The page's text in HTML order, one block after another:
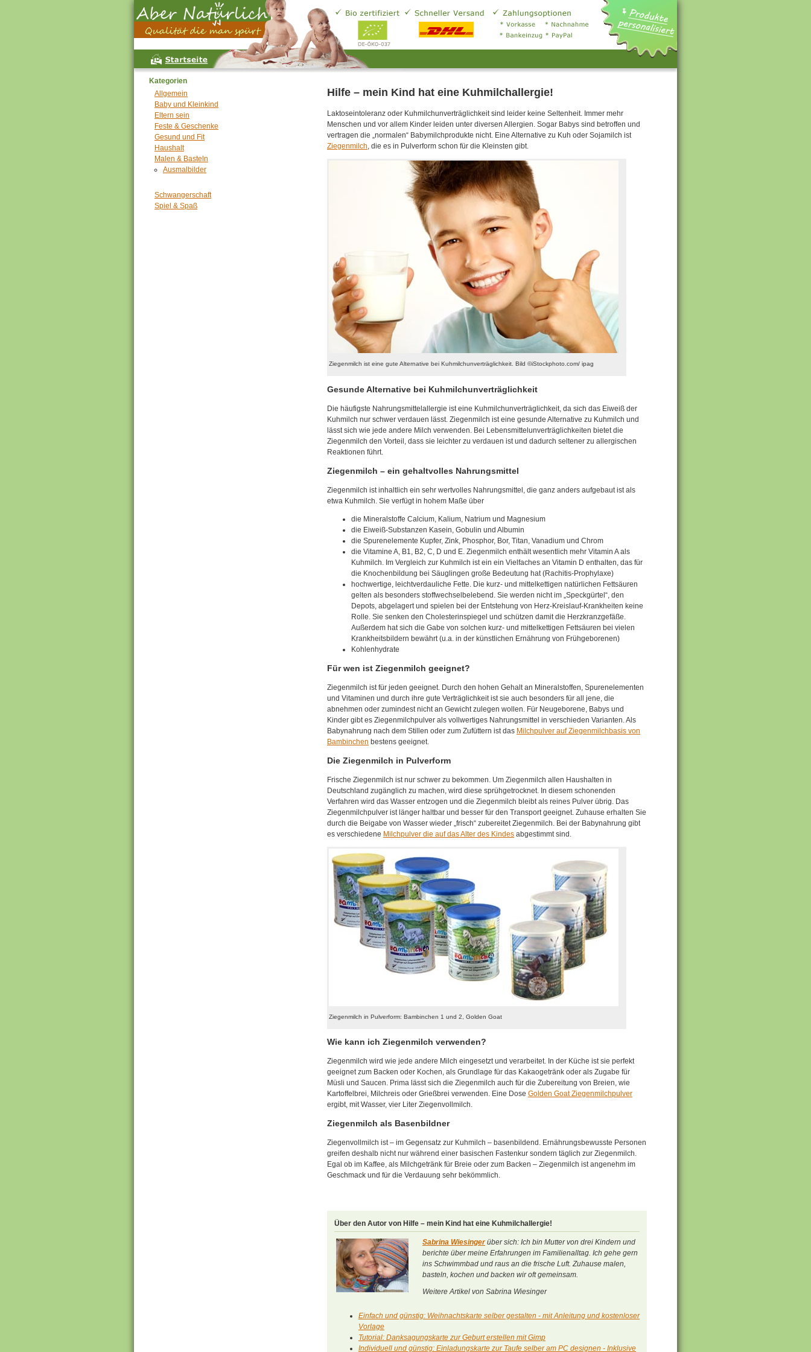
Hilfe – mein Kind hat eine Kuhmilchallergie!
Laktoseintoleranz oder Kuhmilchunverträglichkeit sind leider keine Seltenheit. Immer mehr
Menschen und vor allem Kinder leiden unter diversen Allergien. Sogar Babys sind betroffen und
vertragen die „normalen“ Babymilchprodukte nicht. Eine Alternative zu Kuh oder Sojamilch ist
Ziegenmilch, die es in Pulverform schon für die Kleinsten gibt.
Ziegenmilch ist eine gute Alternative bei Kuhmilchunverträglichkeit. Bild ©iStockphoto.com/ ipag
Gesunde Alternative bei Kuhmilchunverträglichkeit
Die häufigste Nahrungsmittelallergie ist eine Kuhmilchunverträglichkeit, da sich das Eiweiß der
Kuhmilch nur schwer verdauen lässt. Ziegenmilch ist eine gesunde Alternative zu Kuhmilch und
lässt sich wie jede andere Milch verwenden. Bei Lebensmittelunverträglichkeiten bietet die
Ziegenmilch den Vorteil, dass sie leichter zu verdauen ist und dadurch seltener zu allergischen
Reaktionen führt.
Ziegenmilch – ein gehaltvolles Nahrungsmittel
Ziegenmilch ist inhaltlich ein sehr wertvolles Nahrungsmittel, die ganz anders aufgebaut ist als
etwa Kuhmilch. Sie verfügt in hohem Maße über
die Mineralstoffe Calcium, Kalium, Natrium und Magnesium
die Eiweiß-Substanzen Kasein, Gobulin und Albumin
die Spurenelemente Kupfer, Zink, Phosphor, Bor, Titan, Vanadium und Chrom
die Vitamine A, B1, B2, C, D und E. Ziegenmilch enthält wesentlich mehr Vitamin A als
Kuhmilch. Im Vergleich zur Kuhmilch ist ein ein Vielfaches an Vitamin D enthalten, das für
die Knochenbildung bei Säuglingen große Bedeutung hat (Rachitis-Prophylaxe)
hochwertige, leichtverdauliche Fette. Die kurz- und mittelkettigen natürlichen Fettsäuren
gelten als besonders stoffwechselbelebend. Sie werden nicht im „Speckgürtel“, den
Depots, abgelagert und spielen bei der Entstehung von Herz-Kreislauf-Krankheiten keine
Rolle. Sie senken den Cholesterinspiegel und schützen damit die Herzkranzgefäße.
Außerdem hat sich die Gabe von solchen kurz- und mittelkettigen Fettsäuren bei vielen
Krankheitsbildern bewährt (u.a. in der künstlichen Ernährung von Frühgeborenen)
Kohlenhydrate
Für wen ist Ziegenmilch geeignet?
Ziegenmilch ist für jeden geeignet. Durch den hohen Gehalt an Mineralstoffen, Spurenelementen
und Vitaminen und durch ihre gute Verträglichkeit ist sie auch besonders für all jene, die
abnehmen oder zumindest nicht an Gewicht zulegen wollen. Für Neugeborene, Babys und
Kinder gibt es Ziegenmilchpulver als vollwertiges Nahrungsmittel in verschieden Varianten. Als
Babynahrung nach dem Stillen oder zum Zufüttern ist das Milchpulver auf Ziegenmilchbasis von
Bambinchen bestens geeignet.
Die Ziegenmilch in Pulverform
Frische Ziegenmilch ist nur schwer zu bekommen. Um Ziegenmilch allen Haushalten in
Deutschland zugänglich zu machen, wird diese sprühgetrocknet. In diesem schonenden
Verfahren wird das Wasser entzogen und die Ziegenmilch bleibt als reines Pulver übrig. Das
Ziegenmilchpulver ist länger haltbar und besser für den Transport geeignet. Zuhause erhalten Sie
durch die Beigabe von Wasser wieder „frisch“ zubereitet Ziegenmilch. Bei der Babynahrung gibt
es verschiedene Milchpulver die auf das Alter des Kindes abgestimmt sind.
Ziegenmilch in Pulverform: Bambinchen 1 und 2, Golden Goat
Wie kann ich Ziegenmilch verwenden?
Ziegenmilch wird wie jede andere Milch eingesetzt und verarbeitet. In der Küche ist sie perfekt
geeignet zum Backen oder Kochen, als Grundlage für das Kakaogetränk oder als Zugabe für
Müsli und Saucen. Prima lässt sich die Ziegenmilch auch für die Zubereitung von Breien, wie
Kartoffelbrei, Milchreis oder Grießbrei verwenden. Eine Dose Golden Goat Ziegenmilchpulver
ergibt, mit Wasser, vier Liter Ziegenvollmilch.
Ziegenmilch als Basenbildner
Ziegenvollmilch ist – im Gegensatz zur Kuhmilch – basenbildend. Ernährungsbewusste Personen
greifen deshalb nicht nur während einer basischen Fastenkur sondern täglich zur Ziegenmilch.
Egal ob im Kaffee, als Milchgetränk für Breie oder zum Backen – Ziegenmilch ist angenehm im
Geschmack und für die Verdauung sehr bekömmlich.
Über den Autor von Hilfe – mein Kind hat eine Kuhmilchallergie!
Sabrina Wiesingerüber sich: Ich bin Mutter von drei Kindern und
berichte über meine Erfahrungen im Familienalltag. Ich gehe gern
ins Schwimmbad und raus an die frische Luft. Zuhause malen,
basteln, kochen und backen wir oft gemeinsam.
Weitere Artikel von Sabrina Wiesinger
Einfach und günstig: Weihnachtskarte selber gestalten - mit Anleitung und kostenloser
Vorlage
Tutorial: Danksagungskarte zur Geburt erstellen mit Gimp
Individuell und günstig: Einladungskarte zur Taufe selber am PC designen - Inklusive
Kategorien
Allgemein
Baby und Kleinkind
Eltern sein
Feste & Geschenke
Gesund und Fit
Haushalt
Malen & Basteln
Ausmalbilder
Schwangerschaft
Spiel & Spaß